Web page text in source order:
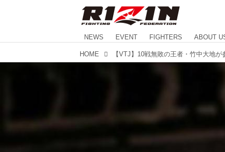
NEWS EVENT FIGHTERS ABOUT
HOME 【VTJ】10戦無敗の王者・竹中大地が